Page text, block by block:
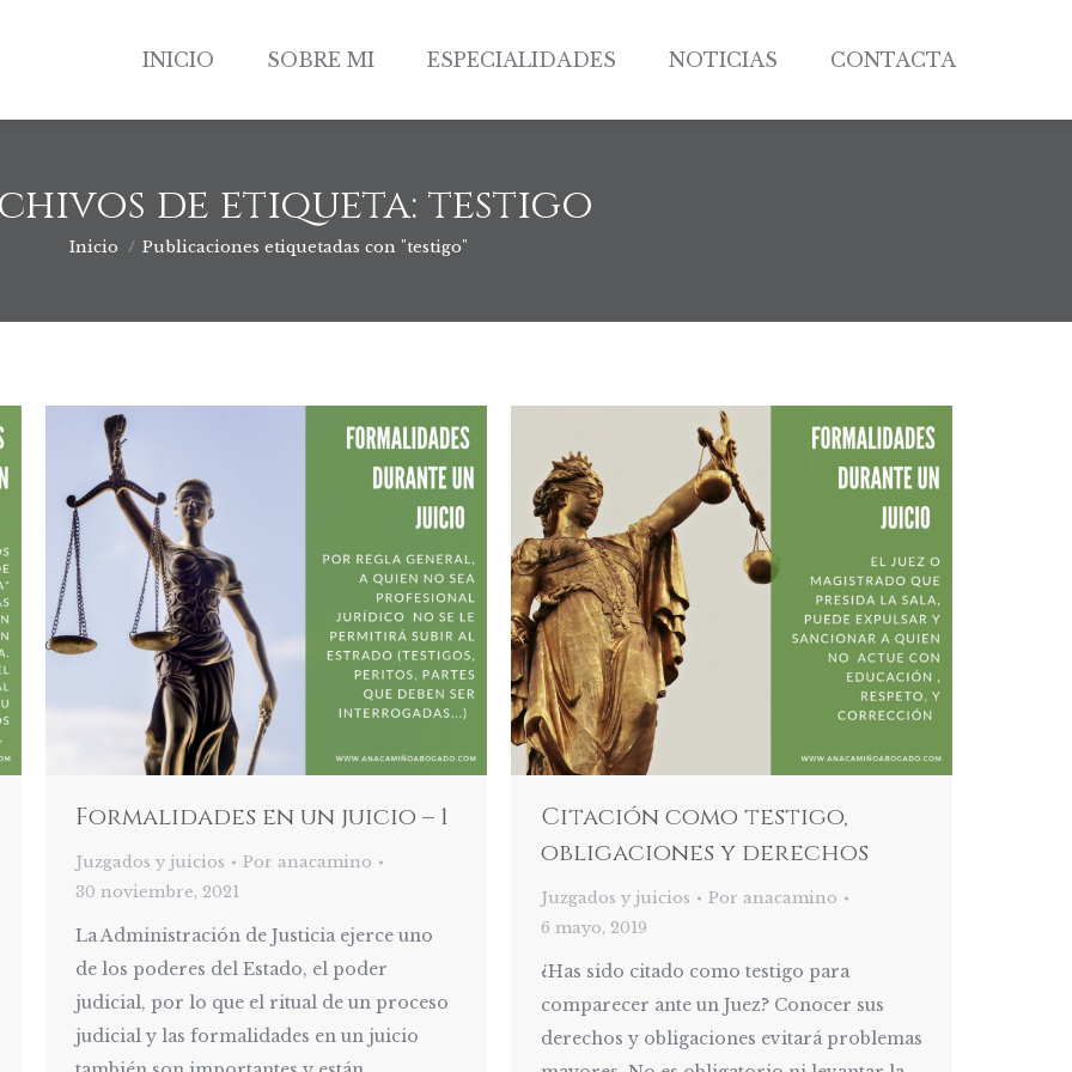
INICIO SOBRE MI ESPECIALIDADES NOTICIAS CONTACTA
de etiqueta: testigo
Estás aquí:
Inicio Publicaciones etiquetadas con "testigo"
Formalidades en un juicio – 1
Juzgados y juicios Por anacamino
30 noviembre, 2021
La Administración de Justicia ejerce uno
de los poderes del Estado, el poder
judicial, por lo que el ritual de un proceso
judicial y las formalidades en un juicio
Citación como testigo,
obligaciones y derechos
Juzgados y juicios Por anacamino
6 mayo, 2019
¿Has sido citado como testigo para
comparecer ante un Juez? Conocer sus
derechos y obligaciones evitará problemas
INICIO SOBRE MI ESPECIALIDADES NOTICIAS CONTACTA